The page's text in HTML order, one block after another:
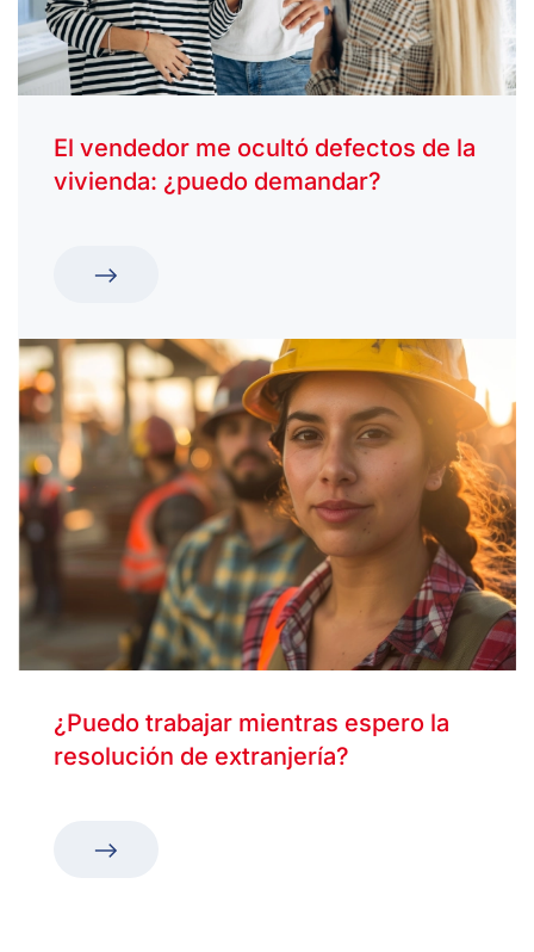
El vendedor me ocultó defectos de la
vivienda: ¿puedo demandar?
¿Puedo trabajar mientras espero la
resolución de extranjería?